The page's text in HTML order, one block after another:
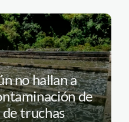
no hallan a
de
truchas